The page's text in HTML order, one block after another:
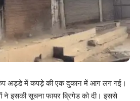
अड्डे में कपड़े की एक दुकान में आग लग गई।
इसकी सूचना फायर ब्रिगेड को दी। इससे